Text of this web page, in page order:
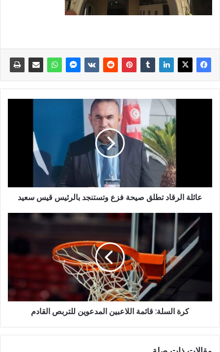
عائلة الرقاد تطلق صيحة فزع وتستنجد بالرئيس قيس سعيد
كرة السلة: قائمة اللاعبين المدعوين للتربص القادم